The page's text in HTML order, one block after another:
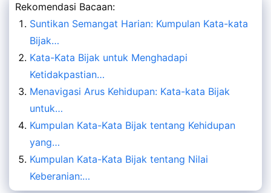
Rekomendasi Bacaan:
Suntikan Semangat Harian: Kumpulan Kata-kata
Bijak…
Kata-Kata Bijak untuk Menghadapi
Ketidakpastian…
Menavigasi Arus Kehidupan: Kata-kata Bijak
untuk…
Kumpulan Kata-Kata Bijak tentang Kehidupan
yang…
Kumpulan Kata-Kata Bijak tentang Nilai
Keberanian:…